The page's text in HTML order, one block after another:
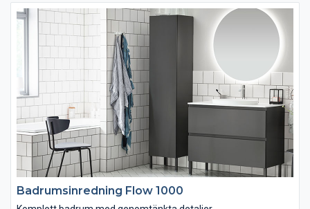
finns i tre bredder med topplatta i kompositsten samt
förvaringsskåp, högskåp och vägghylla. Du kan välja kulörer och
uttryck, så att serien kommer till sin rätt både i moderna och
traditionella miljöer. Anno passar dig som vill ha ett tidlöst
badrum med skandinavisk funktionell enkelhet.
Badrumsinredning Flow 1000